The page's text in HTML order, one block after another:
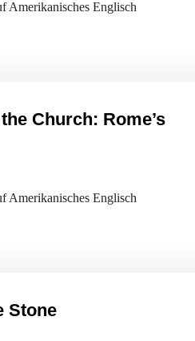
Amerikanisches Englisch
Church: Rome’s
Amerikanisches Englisch
Stone